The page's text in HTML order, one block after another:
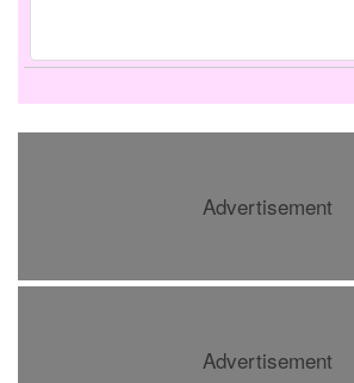
Advertisement
Advertisement